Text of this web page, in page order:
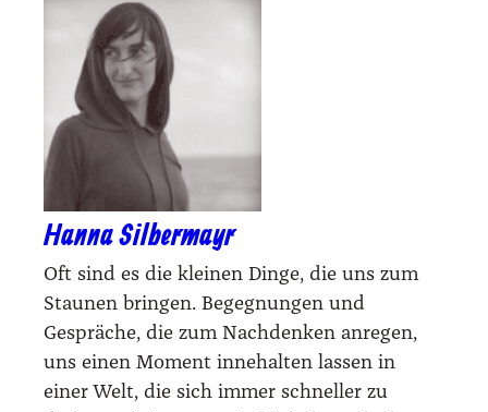
Hanna Silbermayr
Oft sind es die kleinen Dinge, die uns zum
Staunen bringen. Begegnungen und
Gespräche, die zum Nachdenken anregen,
uns einen Moment innehalten lassen in
einer Welt, die sich immer schneller zu